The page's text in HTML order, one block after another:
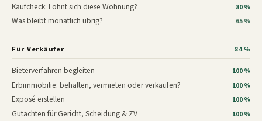
Kaufcheck: Lohnt sich diese Wohnung? 80 %
Was bleibt monatlich übrig? 65 %
Für Verkäufer 84 %
Bieterverfahren begleiten 100 %
Erbimmobilie: behalten, vermieten oder verkaufen? 100 %
Exposé erstellen 100 %
Gutachten für Gericht, Scheidung & ZV 100 %